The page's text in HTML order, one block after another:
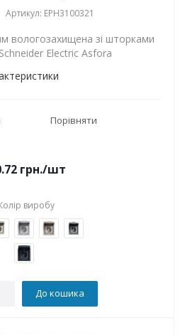
Артикул: EPH3100321
вологозахищена зі шторками
Electric Asfora
Порівняти
грн./шт
виробу
До кошика